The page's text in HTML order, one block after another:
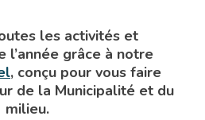
les activités et
l’année grâce à notre
, conçu pour vous faire
de la Municipalité et du
milieu.